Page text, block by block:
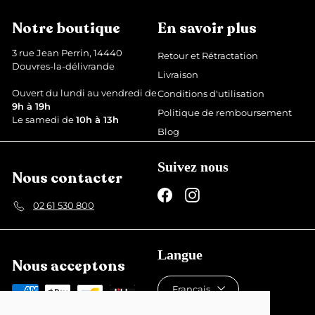
u
i
t
u
l
i
r
Notre boutique
3 rue Jean Perrin, 14440
Douvres-la-délivrande
Ouvert du lundi au vendredi de
9h à 19h
Le samedi de10h à 13h
En savoir plus
Retour et Rétractation
Livraison
Conditions d'utilisation
Politique de remboursement
Blog
Nous contacter
02 61 530 800
Suivez nous
FacebookInstagram
Nous acceptons
Langue
Français